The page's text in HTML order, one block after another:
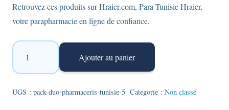
Retrouvez ces produits sur Hraier.com, Para Tunisie Hraier,
votre parapharmacie en ligne de confiance.
quantité
Pack
duo
Ajouter au panier
UGS : pack-duo-pharmaceris-tunisie-5 Catégorie : Non classé